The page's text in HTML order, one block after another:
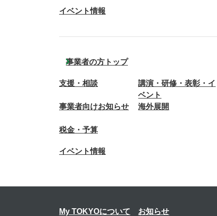
イベント情報
事業者の方トップ
支援・相談
講演・研修・表彰・イ
ベント
事業者向けお知らせ
海外展開
税金・予算
イベント情報
My TOKYOについて お知らせ